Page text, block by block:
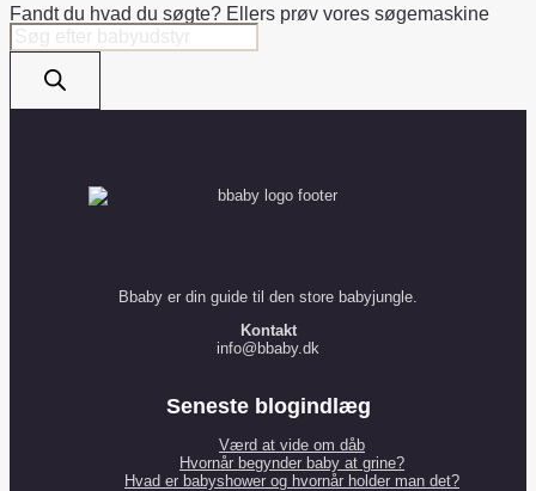
Fandt du hvad du søgte? Ellers prøv vores søgemaskine
Products
search
Bbaby er din guide til den store babyjungle.
Kontakt
info@bbaby.dk
Seneste blogindlæg
Værd at vide om dåb
Hvornår begynder baby at grine?
Hvad er babyshower og hvornår holder man det?